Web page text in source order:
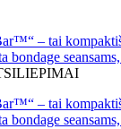
– tai
bondage
– tai
bondage